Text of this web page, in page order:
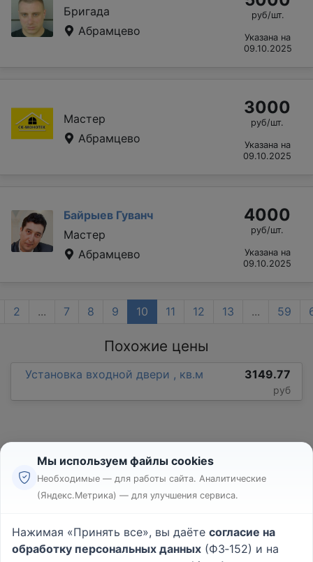
Бригада
Абрамцево
руб/шт.
Указана на
09.10.2025
Мастер
Абрамцево
3000
руб/шт.
Указана на
09.10.2025
Байрыев Гуванч
Мастер
Абрамцево
4000
руб/шт.
Указана на
09.10.2025
2 ... 7 8 9 10 11 12 13 ... 59
Похожие цены
Установка входной двери , кв.м 3149.77
руб
Реклама
Пользовательское соглашение
Политика конфиденциальности
Мы используем файлы cookies
Необходимые — для работы сайта. Аналитические
(Яндекс.Метрика) — для улучшения сервиса.
Нажимая «Принять все», вы даёте согласие на
обработку персональных данных (ФЗ‑152) и на